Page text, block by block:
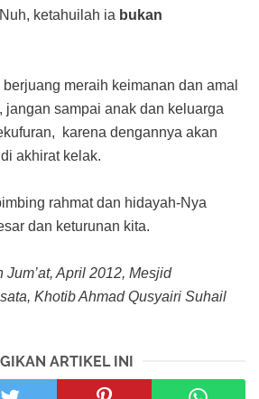
ketahuilah ia bukan
meraih keimanan dan amal
jangan sampai anak dan keluarga
karena dengannya akan
akhirat kelak.
rahmat dan hidayah-Nya
dan keturunan kita.
Jum’at, April 2012, Mesjid
Khotib Ahmad Qusyairi Suhail
ARTIKEL INI